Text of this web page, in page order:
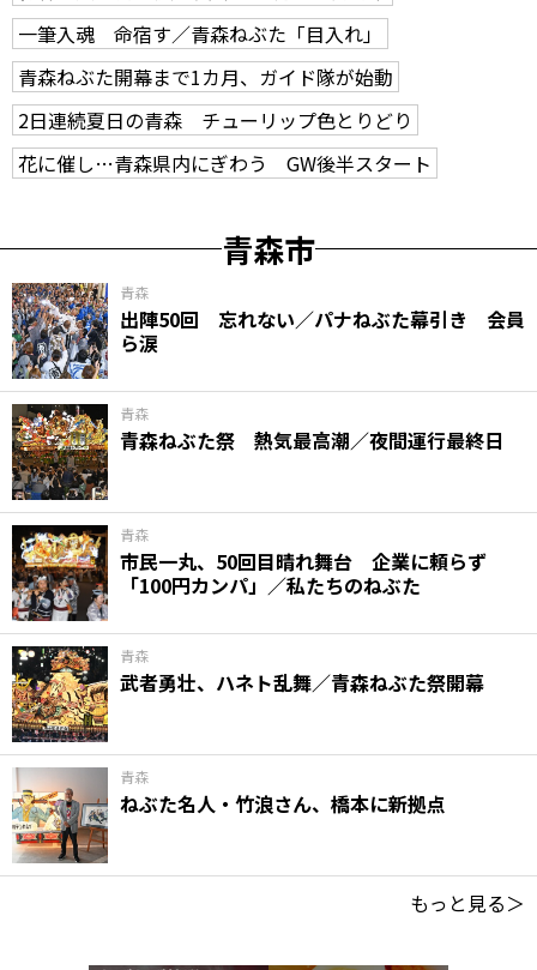
一筆入魂 命宿す／青森ねぶた「目入れ」
青森ねぶた開幕まで1カ月、ガイド隊が始動
2日連続夏日の青森 チューリップ色とりどり
花に催し…青森県内にぎわう GW後半スタート
青森市
青森
出陣50回 忘れない／パナねぶた幕引き 会員
ら涙
青森
青森ねぶた祭 熱気最高潮／夜間運行最終日
青森
市民一丸、50回目晴れ舞台 企業に頼らず
「100円カンパ」／私たちのねぶた
青森
武者勇壮、ハネト乱舞／青森ねぶた祭開幕
青森
ねぶた名人・竹浪さん、橋本に新拠点
もっと見る＞